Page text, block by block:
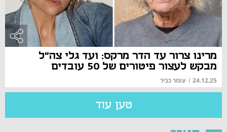
מרינו צרור עד הדר מרקס: ועד גלי צה"ל
מבקש לעצור פיטורים של 50 עובדים
24.12.25
| עומר כביר
טען עוד